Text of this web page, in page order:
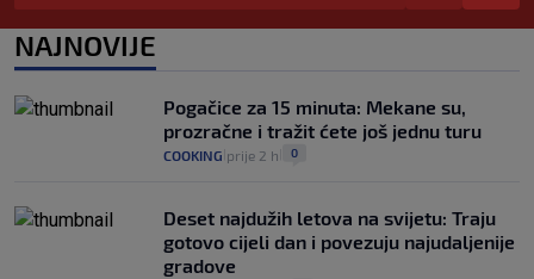
14
zdravstvenu iskaznicu". Kakva su prava
pacijenata izvan mjesta prebivališta?
VIJESTI
NAJNOVIJE
Pogačice za 15 minuta: Mekane su,
prozračne i tražit ćete još jednu turu
COOKING prije 2 h 0
Deset najdužih letova na svijetu: Traju
gotovo cijeli dan i povezuju najudaljenije
gradove